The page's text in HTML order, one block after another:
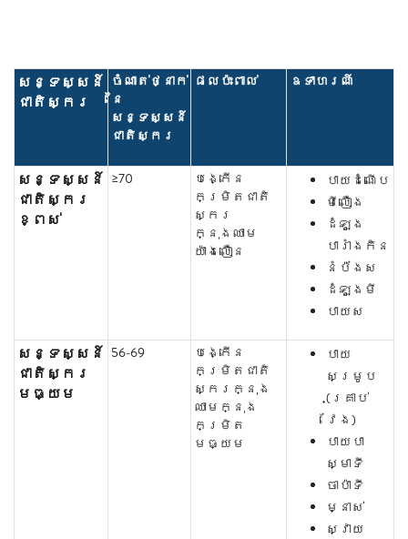
សន្ទស្សន៍
ជាតិស្ករ
ចំណាត់ថ្នាក់
នៃ
សន្ទស្សន៍
ជាតិស្ករ
ផលប៉ះពាល់ ឧទាហរណ៍
សន្ទស្សន៍
ជាតិស្ករ
ខ្ពស់
≥70
បង្កើន
កម្រិតជាតិ
ស្ករ
ក្នុងឈាម
យ៉ាងលឿន
បាយដំណើប
មីលឿង
ដំឡូង
បារាំងកិន
នំប៉័ងស
ដំឡូងមី
បាយស
សន្ទស្សន៍
ជាតិស្ករ
មធ្យម
56-69
បង្កើន
កម្រិតជាតិ
ស្ករក្នុង
ឈាមក្នុង
កម្រិត
មធ្យម
បាយ
សម្រូប
(គ្រាប់
វែង)
បាយបា
ស្មាទី
ចាប៉ាទី
ម្នាស់
ស្វាយ